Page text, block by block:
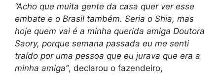
“Acho que muita gente da casa quer ver esse
embate e o Brasil também. Seria o Shia, mas
hoje quem vai é a minha querida amiga Doutora
Saory, porque semana passada eu me senti
traído por uma pessoa que eu jurava que era a
minha amiga”, declarou o fazendeiro,